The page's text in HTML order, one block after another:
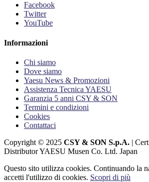
Facebook
Twitter
YouTube
Informazioni
Chi siamo
Dove siamo
Yaesu News & Promozioni
Assistenza Tecnica YAESU
Garanzia 5 anni CSY & SON
Termini e condizioni
Cookies
Contattaci
Copyright © 2025 CSY & SON S.p.A. |
Distributor YAESU Musen Co. Ltd. Japan
Questo sito utilizza cookies. Continuando la
accetti l'utilizzo di cookies. Scopri di più